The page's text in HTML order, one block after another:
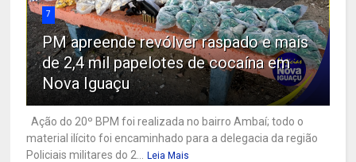
7
PM apreende revólver raspado e mais
de 2,4 mil papelotes de cocaína em
Nova Iguaçu
Ação do 20º BPM foi realizada no bairro Ambaí; todo o
material ilícito foi encaminhado para a delegacia da região
Policiais militares do 2...
Leia Mais